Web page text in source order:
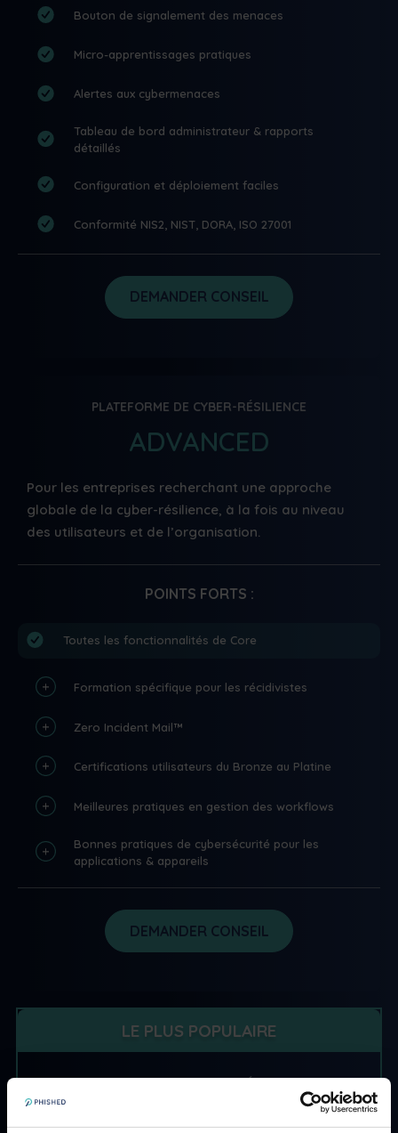
Bouton de signalement des menaces
Micro-apprentissages pratiques
Alertes aux cybermenaces
Tableau de bord administrateur & rapports
détaillés
Configuration et déploiement faciles
Conformité NIS2, NIST, DORA, ISO 27001
DEMANDER CONSEIL
PLATEFORME DE CYBER-RÉSILIENCE
ADVANCED
Pour les entreprises recherchant une approche
globale de la cyber-résilience, à la fois au niveau
des utilisateurs et de l’organisation.
POINTS FORTS :
Toutes les fonctionnalités de Core
Formation spécifique pour les récidivistes
Zero Incident Mail™
Certifications utilisateurs du Bronze au Platine
Meilleures pratiques en gestion des workflows
Bonnes pratiques de cybersécurité pour les
applications & appareils
DEMANDER CONSEIL
LE PLUS POPULAIRE
ALL-IN-ONE